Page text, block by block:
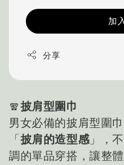
加
分享
🧣披肩型圍巾
男女必備的披肩型圍
「披肩的造型感 」，
調的單品穿搭，讓整